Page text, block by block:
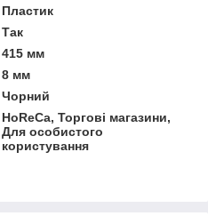
Пластик
Так
415 мм
8 мм
Чорний
HoReCa, Торгові магазини,
Для особистого
користування